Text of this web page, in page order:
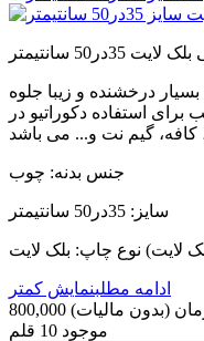
35در50 سانتیمتر
درخشنده و زیبا جلوه
استفاده دکوراتیو در
جنس بدنه: چوب
سایز: 35در50 سانتیمتر
ادامه مطلبنمایش کمتر
تومان (بدون مالیات)
موجود 10 قلم